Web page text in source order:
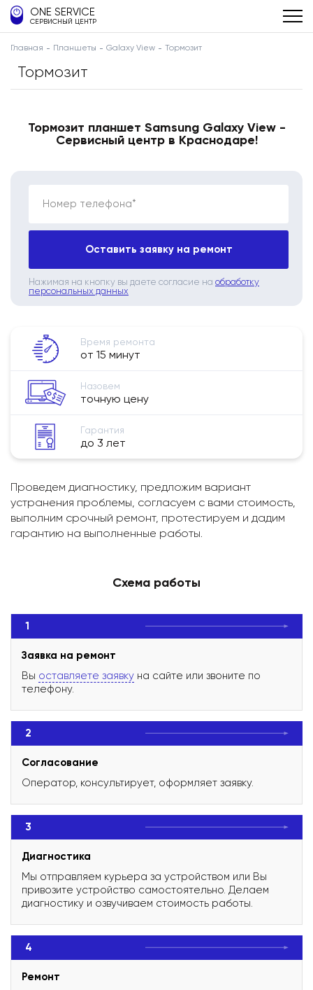
ONE SERVICE
СЕРВИСНЫЙ ЦЕНТР
Главная Планшеты Galaxy View Тормозит
Тормозит
Тормозит планшет Samsung Galaxy View -
Сервисный центр в Краснодаре!
Номер телефона*
Оставить заявку на ремонт
Нажимая на кнопку вы даете согласие на обработку
персональных данных
Время ремонта
от 15 минут
Назовем
точную цену
Гарантия
до 3 лет
Проведем диагностику, предложим вариант
устранения проблемы, согласуем с вами стоимость,
выполним срочный ремонт, протестируем и дадим
гарантию на выполненные работы.
Схема работы
1
Заявка на ремонт
Вы оставляете заявку на сайте или звоните по
телефону.
2
Согласование
Оператор, консультирует, оформляет заявку.
3
Диагностика
Мы отправляем курьера за устройством или Вы
привозите устройство самостоятельно. Делаем
диагностику и озвучиваем стоимость работы.
4
Ремонт